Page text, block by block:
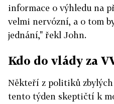
informace o výhledu na
velmi nervózní, a o tom
jednání," řekl John.
Kdo do vlády za
Někteří z politiků
tento týden skeptičtí k